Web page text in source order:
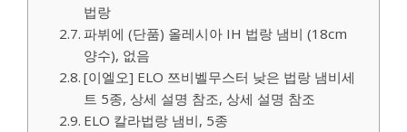
법랑
파뷔에 (단품) 올레시아 IH 법랑 냄비 (18cm
양수), 없음
[이엘오] ELO 쯔비벨무스터 낮은 법랑 냄비세
트 5종, 상세 설명 참조, 상세 설명 참조
ELO 칼라법랑 냄비, 5종